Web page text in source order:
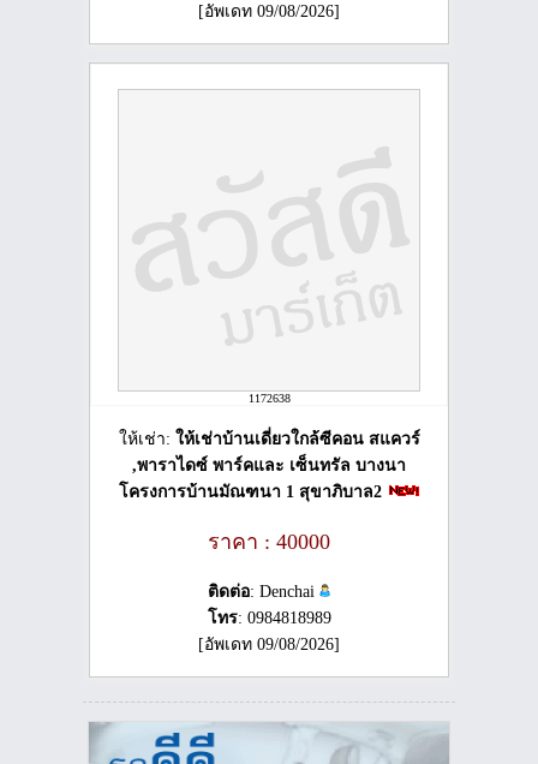
[อัพเดท 09/08/2026]
1172638
ให้เช่า: ให้เช่าบ้านเดี่ยวใกล้ซีคอน สแควร์
,พาราไดซ์ พาร์คและ เซ็นทรัล บางนา
โครงการบ้านมัณฑนา 1 สุขาภิบาล2
ราคา : 40000
ติดต่อ: Denchai
โทร: 0984818989
[อัพเดท 09/08/2026]